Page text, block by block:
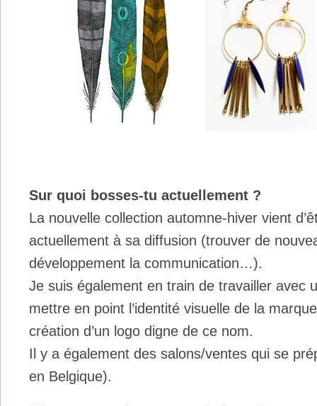
Sur quoi bosses-tu actuellement ?
La nouvelle collection automne-hiver vient
actuellement à sa diffusion (trouver de
développement la communication…).
Je suis également en train de travailler avec
mettre en point l’identité visuelle de la
création d’un logo digne de ce nom.
Il y a également des salons/ventes qui se
en Belgique).